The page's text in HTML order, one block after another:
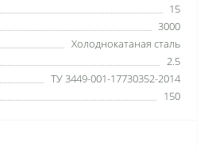
15
3000
Холоднокатаная сталь
2.5
ТУ 3449-001-17730352-2014
150